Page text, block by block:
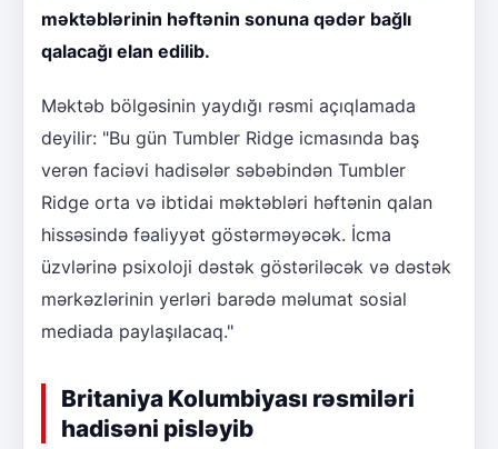
məktəblərinin həftənin sonuna qədər bağlı
qalacağı elan edilib.
Məktəb bölgəsinin yaydığı rəsmi açıqlamada
deyilir: "Bu gün Tumbler Ridge icmasında baş
verən faciəvi hadisələr səbəbindən Tumbler
Ridge orta və ibtidai məktəbləri həftənin qalan
hissəsində fəaliyyət göstərməyəcək. İcma
üzvlərinə psixoloji dəstək göstəriləcək və dəstək
mərkəzlərinin yerləri barədə məlumat sosial
mediada paylaşılacaq."
Britaniya Kolumbiyası rəsmiləri
hadisəni pisləyib